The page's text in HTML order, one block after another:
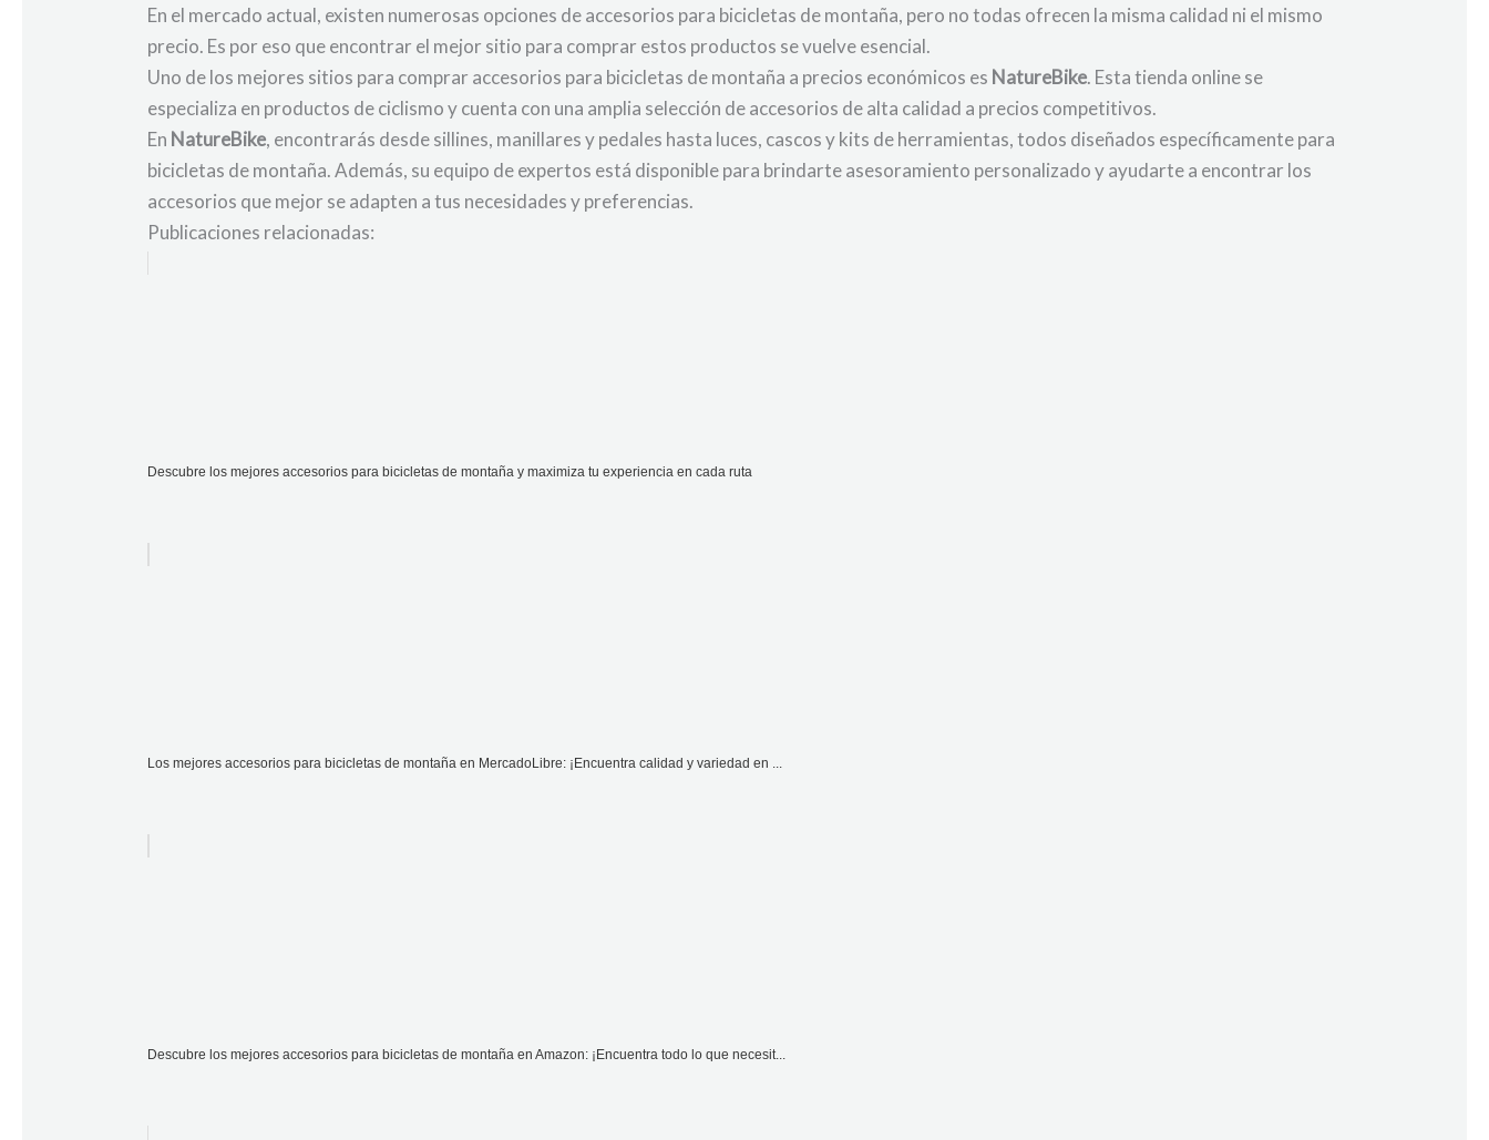
En el mercado actual, existen numerosas opciones de accesorios para bicicletas de montaña, pero no todas ofrecen la misma calidad ni el mismo
precio. Es por eso que encontrar el mejor sitio para comprar estos productos se vuelve esencial.
Uno de los mejores sitios para comprar accesorios para bicicletas de montaña a precios económicos es NatureBike. Esta tienda online se
especializa en productos de ciclismo y cuenta con una amplia selección de accesorios de alta calidad a precios competitivos.
En NatureBike, encontrarás desde sillines, manillares y pedales hasta luces, cascos y kits de herramientas, todos diseñados específicamente para
bicicletas de montaña. Además, su equipo de expertos está disponible para brindarte asesoramiento personalizado y ayudarte a encontrar los
accesorios que mejor se adapten a tus necesidades y preferencias.
Publicaciones relacionadas:
Descubre los mejores accesorios para bicicletas de montaña y maximiza tu experiencia en cada ruta
Los mejores accesorios para bicicletas de montaña en MercadoLibre: ¡Encuentra calidad y variedad en ...
Descubre los mejores accesorios para bicicletas de montaña en Amazon: ¡Encuentra todo lo que necesit...